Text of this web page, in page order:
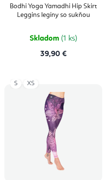
Bodhi Yoga Yamadhi Hip Skirt
Leggins legíny so sukňou
Skladom (1 ks)
39,90 €
S XS